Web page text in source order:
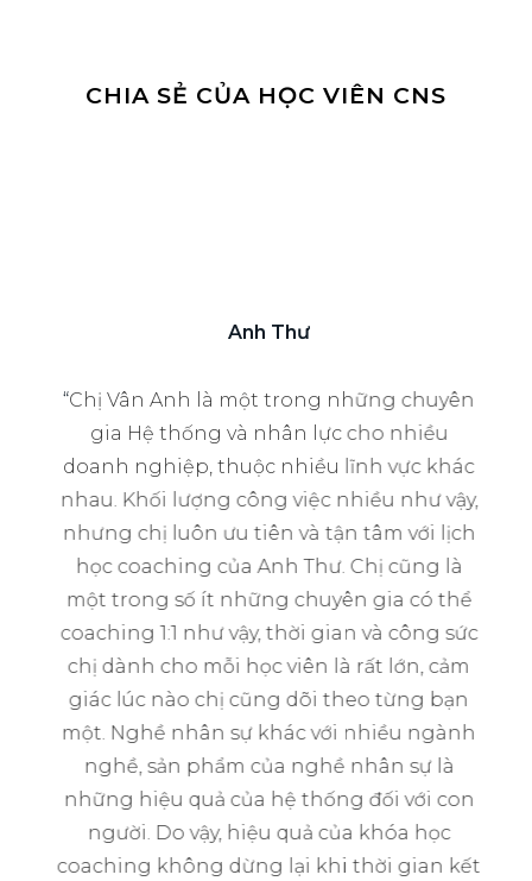
CHIA SẺ CỦA HỌC VIÊN CNS
Anh Thư
“Chị Vân Anh là một trong những chuyên
gia Hệ thống và nhân lực cho nhiều
doanh nghiệp, thuộc nhiều lĩnh vực khác
nhau. Khối lượng công việc nhiều như vậy,
nhưng chị luôn ưu tiên và tận tâm với lịch
học coaching của Anh Thư. Chị cũng là
một trong số ít những chuyên gia có thể
coaching 1:1 như vậy, thời gian và công sức
chị dành cho mỗi học viên là rất lớn, cảm
giác lúc nào chị cũng dõi theo từng bạn
một. Nghề nhân sự khác với nhiều ngành
nghề, sản phẩm của nghề nhân sự là
những hiệu quả của hệ thống đối với con
người. Do vậy, hiệu quả của khóa học
coaching không dừng lại khi thời gian kết